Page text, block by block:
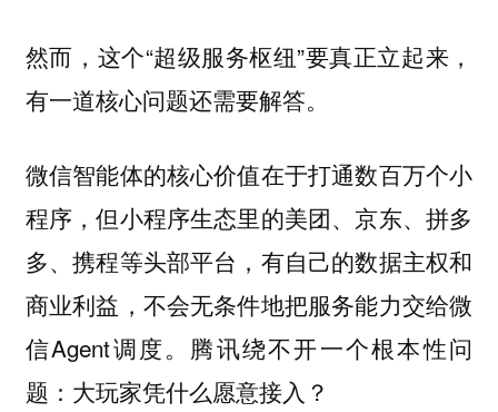
然而，这个“超级服务枢纽”要真正立起来，
有一道核心问题还需要解答。
微信智能体的核心价值在于打通数百万个小
程序，但小程序生态里的美团、京东、拼多
多、携程等头部平台，有自己的数据主权和
商业利益，不会无条件地把服务能力交给微
信Agent调度。腾讯绕不开一个根本性问
题：大玩家凭什么愿意接入？